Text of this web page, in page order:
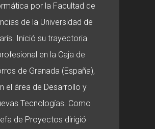
por la Facultad de
de la Universidad de
Inició su trayectoria
en la Caja de
de Granada (España),
el área de Desarrollo y
Tecnologías. Como
de Proyectos dirigió